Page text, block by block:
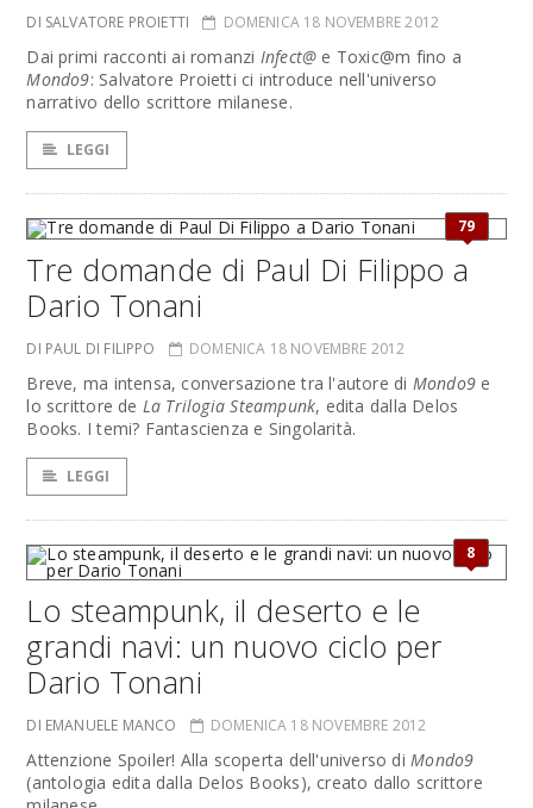
DI SALVATORE PROIETTI DOMENICA 18 NOVEMBRE 2012
Dai primi racconti ai romanzi Infect@ e Toxic@m fino a
Mondo9: Salvatore Proietti ci introduce nell'universo
narrativo dello scrittore milanese.
LEGGI
79
Tre domande di Paul Di Filippo a
Dario Tonani
DI PAUL DI FILIPPO DOMENICA 18 NOVEMBRE 2012
Breve, ma intensa, conversazione tra l'autore di Mondo9e
lo scrittore de La Trilogia Steampunk, edita dalla Delos
Books. I temi? Fantascienza e Singolarità.
LEGGI
8
Lo steampunk, il deserto e le
grandi navi: un nuovo ciclo per
Dario Tonani
DI EMANUELE MANCO DOMENICA 18 NOVEMBRE 2012
Attenzione Spoiler! Alla scoperta dell'universo diMondo9
(antologia edita dalla Delos Books), creato dallo scrittore